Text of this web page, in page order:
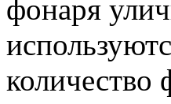
фонаря
количество